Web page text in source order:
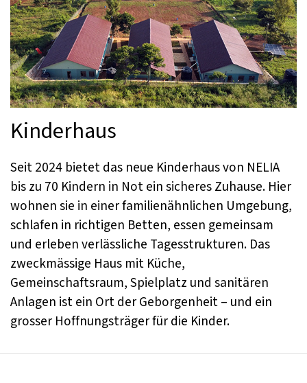
Kinderhaus
Seit 2024 bietet das neue Kinderhaus von NELIA
bis zu 70 Kindern in Not ein sicheres Zuhause. Hier
wohnen sie in einer familienähnlichen Umgebung,
schlafen in richtigen Betten, essen gemeinsam
und erleben verlässliche Tagesstrukturen. Das
zweckmässige Haus mit Küche,
Gemeinschaftsraum, Spielplatz und sanitären
Anlagen ist ein Ort der Geborgenheit – und ein
grosser Hoffnungsträger für die Kinder.